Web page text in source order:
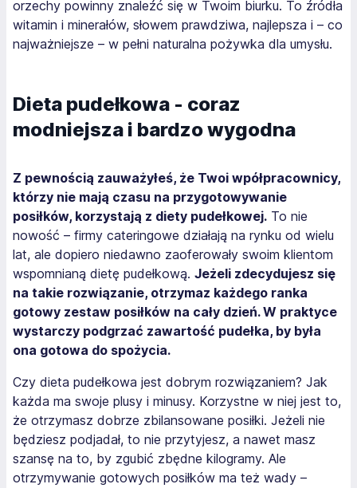
orzechy powinny znaleźć się w Twoim biurku. To źródła
witamin i minerałów, słowem prawdziwa, najlepsza i – co
najważniejsze – w pełni naturalna pożywka dla umysłu.
Dieta pudełkowa - coraz
modniejsza i bardzo wygodna
Z pewnością zauważyłeś, że Twoi wpółpracownicy,
którzy nie mają czasu na przygotowywanie
posiłków, korzystają z diety pudełkowej. To nie
nowość – firmy cateringowe działają na rynku od wielu
lat, ale dopiero niedawno zaoferowały swoim klientom
wspomnianą dietę pudełkową. Jeżeli zdecydujesz się
na takie rozwiązanie, otrzymaz każdego ranka
gotowy zestaw posiłków na cały dzień. W praktyce
wystarczy podgrzać zawartość pudełka, by była
ona gotowa do spożycia.
Czy dieta pudełkowa jest dobrym rozwiązaniem? Jak
każda ma swoje plusy i minusy. Korzystne w niej jest to,
że otrzymasz dobrze zbilansowane posiłki. Jeżeli nie
będziesz podjadał, to nie przytyjesz, a nawet masz
szansę na to, by zgubić zbędne kilogramy. Ale
otrzymywanie gotowych posiłków ma też wady –